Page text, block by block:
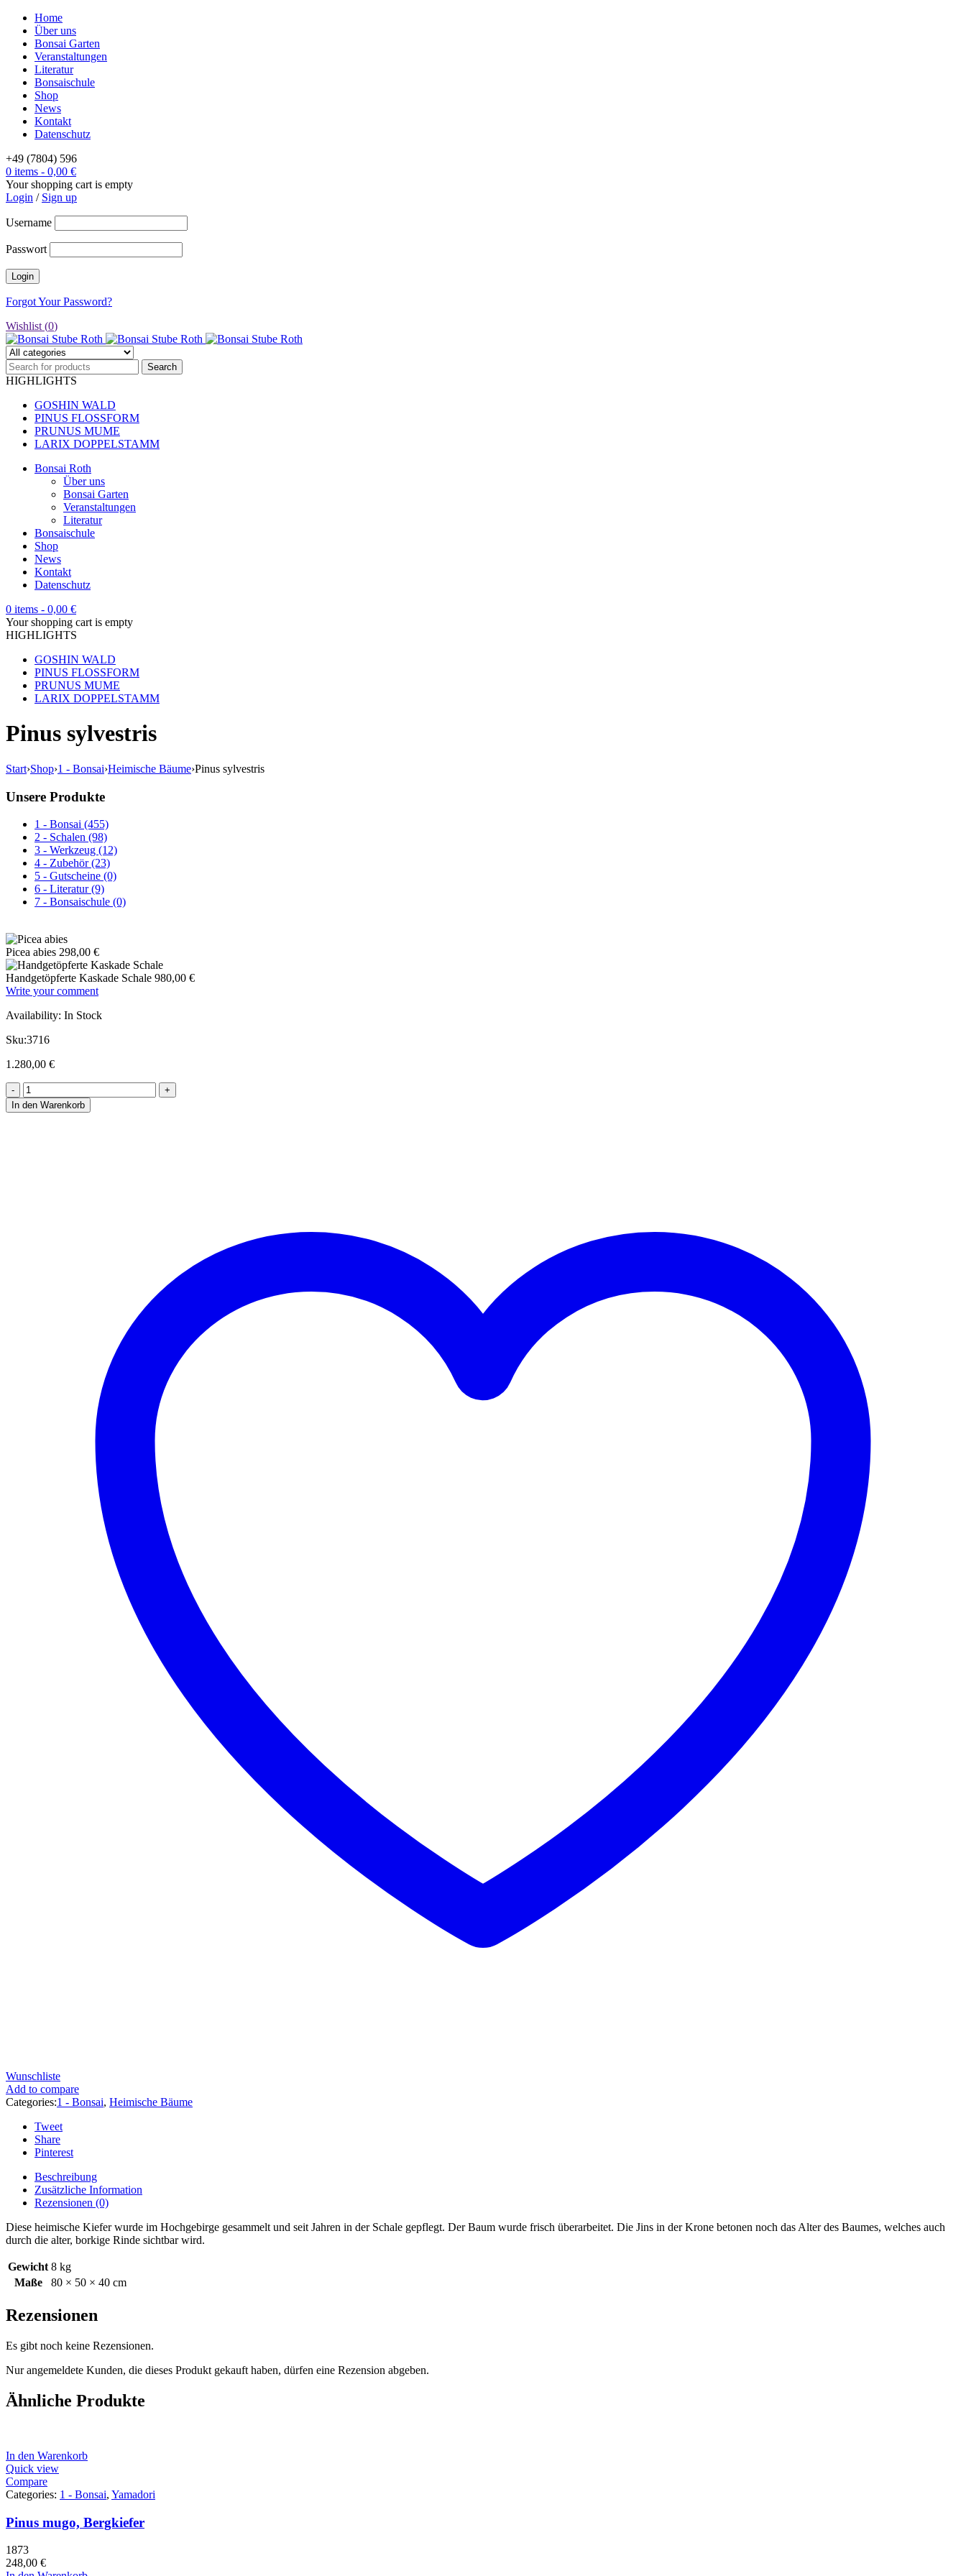
Home
Über uns
Bonsai Garten
Veranstaltungen
Literatur
Bonsaischule
Shop
News
Kontakt
Datenschutz
+49 (7804) 596
0 items - 0,00 €
Your shopping cart is empty
Login / Sign up
Username
Passwort
Forgot Your Password?
Wishlist (0)
HIGHLIGHTS
GOSHIN WALD
PINUS FLOSSFORM
PRUNUS MUME
LARIX DOPPELSTAMM
Bonsai Roth
Über uns
Bonsai Garten
Veranstaltungen
Literatur
Bonsaischule
Shop
News
Kontakt
Datenschutz
0 items - 0,00 €
Your shopping cart is empty
HIGHLIGHTS
GOSHIN WALD
PINUS FLOSSFORM
PRUNUS MUME
LARIX DOPPELSTAMM
Pinus sylvestris
Start›Shop›1 - Bonsai›Heimische Bäume›Pinus sylvestris
Unsere Produkte
1 - Bonsai (455)
2 - Schalen (98)
3 - Werkzeug (12)
4 - Zubehör (23)
5 - Gutscheine (0)
6 - Literatur (9)
7 - Bonsaischule (0)
Picea abies 298,00 €
Handgetöpferte Kaskade Schale 980,00 €
Write your comment
Availability: In Stock
Sku:3716
1.280,00 €
In den Warenkorb
Wunschliste
Add to compare
Categories:1 - Bonsai, Heimische Bäume
Tweet
Share
Pinterest
Beschreibung
Zusätzliche Information
Rezensionen (0)
Diese heimische Kiefer wurde im Hochgebirge gesammelt und seit Jahren in der Schale gepflegt. Der Baum wurde frisch überarbeitet. Die Jins in der Krone betonen noch das Alter des Baumes, welches auch
durch die alter, borkige Rinde sichtbar wird.
Gewicht 8 kg
Maße
80 × 50 × 40 cm
Rezensionen
Es gibt noch keine Rezensionen.
Nur angemeldete Kunden, die dieses Produkt gekauft haben, dürfen eine Rezension abgeben.
Ähnliche Produkte
In den Warenkorb
Quick view
Compare
Categories: 1 - Bonsai, Yamadori
Pinus mugo, Bergkiefer
1873
248,00 €